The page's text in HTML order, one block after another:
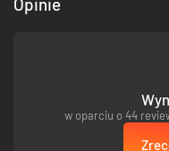
w oparciu o 44